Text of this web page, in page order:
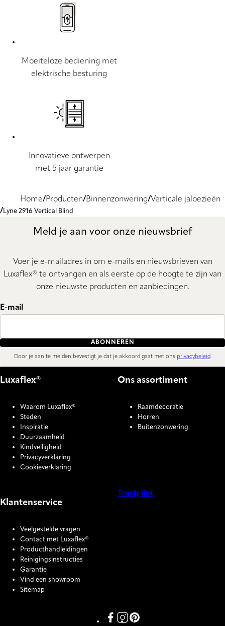
Moeiteloze bediening met
elektrische besturing
Innovatieve ontwerpen
met 5 jaar garantie
Home Producten Binnenzonwering Verticale jaloezieën
Lyne 2916 Vertical Blind
Meld je aan voor onze nieuwsbrief
Voer je e-mailadres in om e-mails en nieuwsbrieven van
Luxaflex® te ontvangen en als eerste op de hoogte te zijn van
onze nieuwste producten en aanbiedingen.
E-mail
ABONNEREN
Door je aan te melden bevestigt je dat je akkoord gaat met ons privacybeleid.
Luxaflex®
Waarom Luxaflex®
Steden
Inspiratie
Duurzaamheid
Kindveiligheid
Privacyverklaring
Cookieverklaring
Ons assortiment
Raamdecoratie
Horren
Buitenzonwering
Klantenservice
Veelgestelde vragen
Contact met Luxaflex®
Producthandleidingen
Reinigingsinstructies
Garantie
Vind een showroom
Sitemap
Trustpilot
Link missing Display text from
Link missing Display text
Link missing Display text